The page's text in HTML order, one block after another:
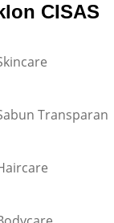
CISAS
Transparan